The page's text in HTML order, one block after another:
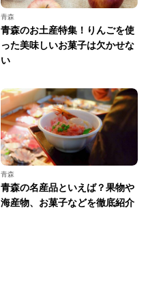
青森
青森のお土産特集！りんごを使
った美味しいお菓子は欠かせな
い
青森
青森の名産品といえば？果物や
海産物、お菓子などを徹底紹介